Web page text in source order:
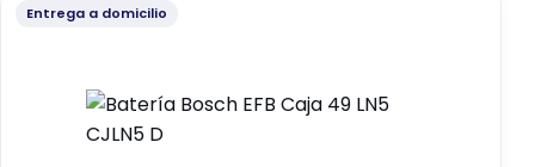
Entrega a domicilio